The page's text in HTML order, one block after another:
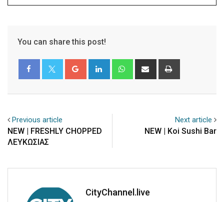
You can share this post!
Google+ LinkedIn WhatsappShare
Previous article
NEW | FRESHLY CHOPPED
ΛΕΥΚΩΣΙΑΣ
Next article
NEW | Koi Sushi Bar
CityChannel.live